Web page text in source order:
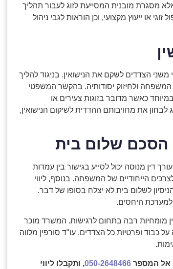
מסגרת מובנית המסייעת לזוג לעבור תהליך
או ייעוץ מקצועי, וכן הוראות לגבי ניהול
הצדדים לשקם את הנישואין. בניגוד להליך
ולחיזוק יסודותיה. בהקשר המשפטי
כאשר מדובר בזוגות צעירים או
את מחויבותם ההדדית לשיקום הנישואין,
הסכם שלום בית
דין מנוסה יכול לסייע בגישור בין עמדות
הייחודיים של המשפחה. בנוסף, ליווי
לשלום בית לא יצלח בסופו של דבר.
למערכת היחסים.
מומחיות רבה בתחום לרגישות. המשרד מוכר
כבוד ופרטיות כל הצדדים. עו"ד סורפין מלווה
אל המספר050-2648466, ותקבלו ליווי